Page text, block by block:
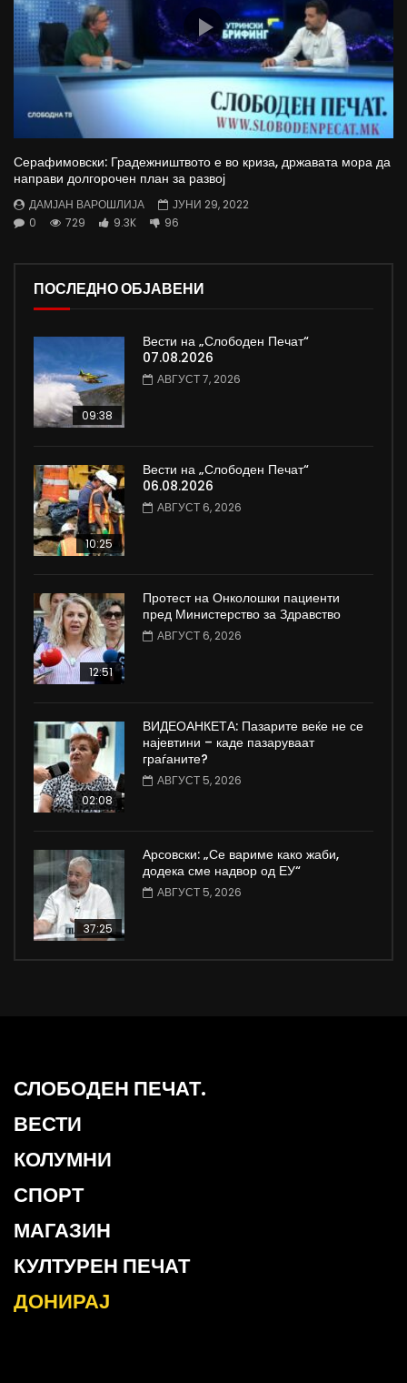
Серафимовски: Градежништвото е во криза, државата мора да
направи долгорочен план за развој
ДАМЈАН ВАРОШЛИЈА
ЈУНИ 29, 2022
0
729 9.3K 96
ПОСЛЕДНО ОБЈАВЕНИ
09:38
Вести на „Слободен Печат“
07.08.2026
АВГУСТ 7, 2026
10:25
Вести на „Слободен Печат“
06.08.2026
АВГУСТ 6, 2026
12:51
Протест на Онколошки пациенти
пред Министерство за Здравство
АВГУСТ 6, 2026
02:08
ВИДЕОАНКЕТА: Пазарите веќе не се
најевтини – каде пазаруваат
граѓаните?
АВГУСТ 5, 2026
37:25
Арсовски: „Се вариме како жаби,
додека сме надвор од ЕУ“
АВГУСТ 5, 2026
СЛОБОДЕН ПЕЧАТ.
ВЕСТИ
КОЛУМНИ
СПОРТ
МАГАЗИН
КУЛТУРЕН ПЕЧАТ
ДОНИРАЈ